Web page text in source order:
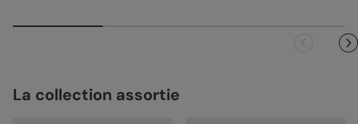
La collection assortie